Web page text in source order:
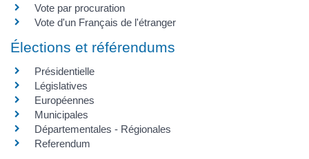
Vote par procuration
Vote d'un Français de l'étranger
Élections et référendums
Présidentielle
Législatives
Européennes
Municipales
Départementales - Régionales
Referendum